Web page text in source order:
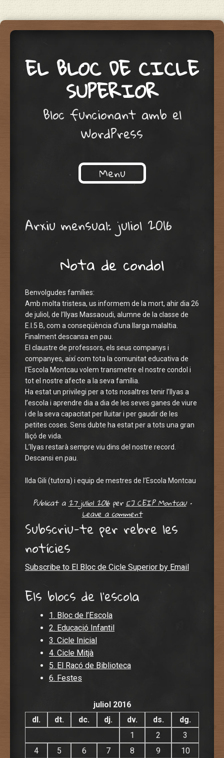
EL BLOC DE CICLE
SUPERIOR
Bloc funcionant amb el
WordPress
Menu
Arxiu mensual: juliol 2016
Nota de condol
Benvolgudes famílies:
Amb molta tristesa, us informem de la mort, ahir dia 26
de juliol, de l’Ilyas Massaoudi, alumne de la classe de
E.I.5 B, com a conseqüència d’una llarga malaltia.
Finalment descansa en pau.
El claustre de professors, els seus companys i
companyes, així com tota la comunitat educativa de
l’Escola Montcau volem transmetre el nostre condol i
tot el nostre afecte a la seva família.
Ha estat un privilegi per a tots nosaltres tenir l’Ilyas a
l’escola i aprendre dia a dia de les seves ganes de viure
i de la seva capacitat per lluitar i per gaudir de les
petites coses. Sens dubte ha estat per a tots una gran
lliçó de vida.
L’Ilyas restarà sempre viu dins del nostre record.
Descansi en pau.
Ilda Gili (tutora) i equip de mestres de l’Escola Montcau
Publicat a27 juliol 2016per[] CEIP Montcau •
Leave a comment
Subscriu-te per rebre les
notícies
Subscribe to El Bloc de Cicle Superior by Email
Els blocs de l'escola
1. Bloc de l’Escola
2. Educació Infantil
3. Cicle Inicial
4. Cicle Mitjà
5. El Racó de Biblioteca
6. Festes
juliol 2016
dl.
dt. dc. dj. dv. ds. dg.
1 2
3
4
5 6 7 8 9
10